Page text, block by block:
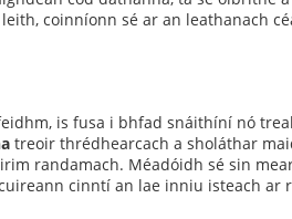
coinníonn sé ar an leathanach
is fusa i bhfad snáithíní nó
treoir thrédhearcach a sholáthar
randamach. Méadóidh sé sin
cinntí an lae inniu isteach ar